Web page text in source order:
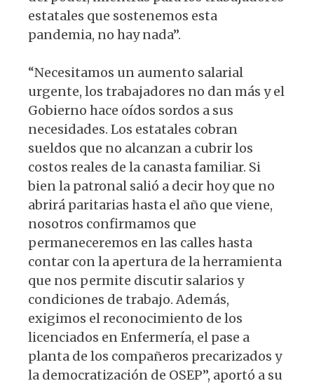
estatales que sostenemos esta
pandemia, no hay nada”.
“Necesitamos un aumento salarial
urgente, los trabajadores no dan más y el
Gobierno hace oídos sordos a sus
necesidades. Los estatales cobran
sueldos que no alcanzan a cubrir los
costos reales de la canasta familiar. Si
bien la patronal salió a decir hoy que no
abrirá paritarias hasta el año que viene,
nosotros confirmamos que
permaneceremos en las calles hasta
contar con la apertura de la herramienta
que nos permite discutir salarios y
condiciones de trabajo. Además,
exigimos el reconocimiento de los
licenciados en Enfermería, el pase a
planta de los compañeros precarizados y
la democratización de OSEP”, aportó a su